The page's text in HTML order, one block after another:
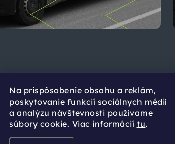
Na prispôsobenie obsahu a reklám,
poskytovanie funkcií sociálnych médií
a analýzu návštevnosti používame
súbory cookie. Viac informácií tu.
Copyright 2026Bombaplot.sk. Všetky práva